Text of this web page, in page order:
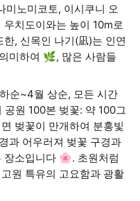
미노미코토, 이시쿠니 오
치도이와는 높이 10m로
, 신목인 나기(凪)는 인연
미하여 🌿, 많은 사람들
순~4월 상순, 모든 시간
원 100본 벚꽃: 약 100그
벚꽃이 만개하여 분홍빛
과 어우러져 벚꽃 구경과
장소입니다 🌸. 초원처럼
원 특유의 고요함과 광활